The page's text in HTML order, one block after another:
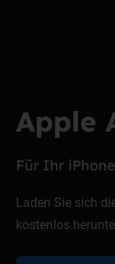
Apple
Für Ihr
Laden Sie sich
kostenlos